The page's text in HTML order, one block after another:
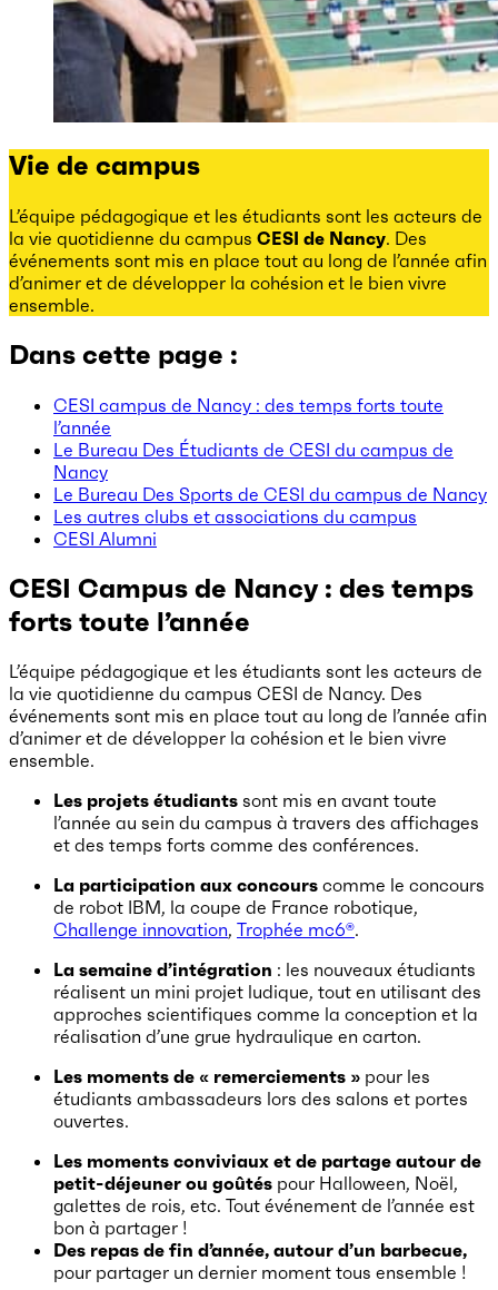
Vie de campus
L’équipe pédagogique et les étudiants sont les acteurs de
la vie quotidienne du campus CESI de Nancy. Des
événements sont mis en place tout au long de l’année afin
d’animer et de développer la cohésion et le bien vivre
ensemble.
Dans cette page :
CESI campus de Nancy : des temps forts toute
l’année
Le Bureau Des Étudiants de CESI du campus de
Nancy
Le Bureau Des Sports de CESI du campus de Nancy
Les autres clubs et associations du campus
CESI Alumni
CESI Campus de Nancy : des temps
forts toute l’année
L’équipe pédagogique et les étudiants sont les acteurs de
la vie quotidienne du campus CESI de Nancy. Des
événements sont mis en place tout au long de l’année afin
d’animer et de développer la cohésion et le bien vivre
ensemble.
Les projets étudiants sont mis en avant toute
l’année au sein du campus à travers des affichages
et des temps forts comme des conférences.
La participation aux concours comme le concours
de robot IBM, la coupe de France robotique,
Challenge innovation, Trophée mc6®.
La semaine d’intégration : les nouveaux étudiants
réalisent un mini projet ludique, tout en utilisant des
approches scientifiques comme la conception et la
réalisation d’une grue hydraulique en carton.
Les moments de « remerciements » pour les
étudiants ambassadeurs lors des salons et portes
ouvertes.
Les moments conviviaux et de partage autour de
petit-déjeuner ou goûtés pour Halloween, Noël,
galettes de rois, etc. Tout événement de l’année est
bon à partager !
Des repas de fin d’année, autour d’un barbecue,
pour partager un dernier moment tous ensemble !